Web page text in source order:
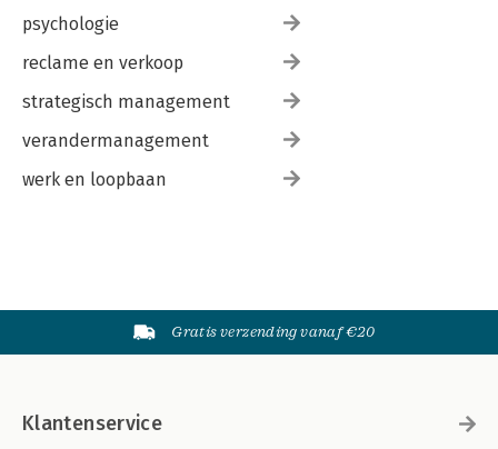
psychologie
reclame en verkoop
strategisch management
verandermanagement
werk en loopbaan
Gratis verzending vanaf €20
Klantenservice